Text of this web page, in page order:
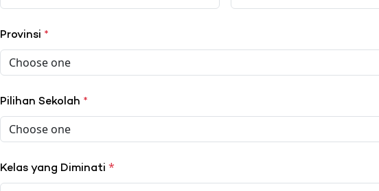
Provinsi *
Pilihan Sekolah *
Kelas yang Diminati *